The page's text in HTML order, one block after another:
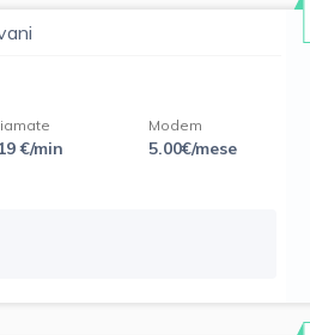
€/min
Modem
5.00€/mese